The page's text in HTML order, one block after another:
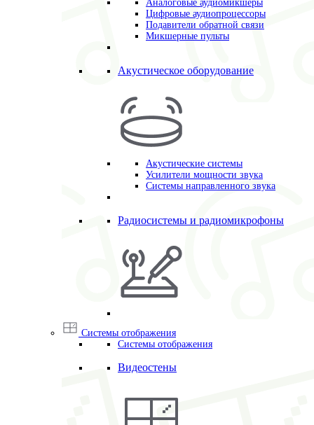
Аналоговые аудиомикшеры
Цифровые аудиопроцессоры
Подавители обратной связи
Микшерные пульты
Акустическое оборудование
Акустические системы
Усилители мощности звука
Системы направленного звука
Радиосистемы и радиомикрофоны
Системы отображения
Системы отображения
Видеостены